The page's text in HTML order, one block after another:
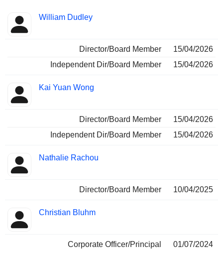
Insider
Posizioni
William Dudley
Director/Board Member
15/04/2026
Independent Dir/Board Member
15/04/2026
Kai Yuan Wong
Director/Board Member
15/04/2026
Independent Dir/Board Member
15/04/2026
Nathalie Rachou
Director/Board Member 10/04/2025
Christian Bluhm
Corporate Officer/Principal 01/07/2024